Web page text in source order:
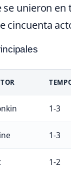
se unieron
cincuenta
1-3
1-3
1-2